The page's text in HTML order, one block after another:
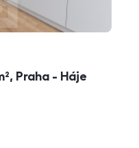
Praha - Háje